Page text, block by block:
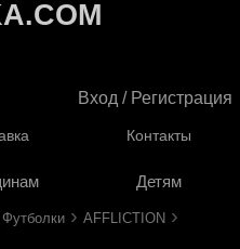
Вход / Регистрация
Контакты
Детям
Футболки › AFFLICTION ›